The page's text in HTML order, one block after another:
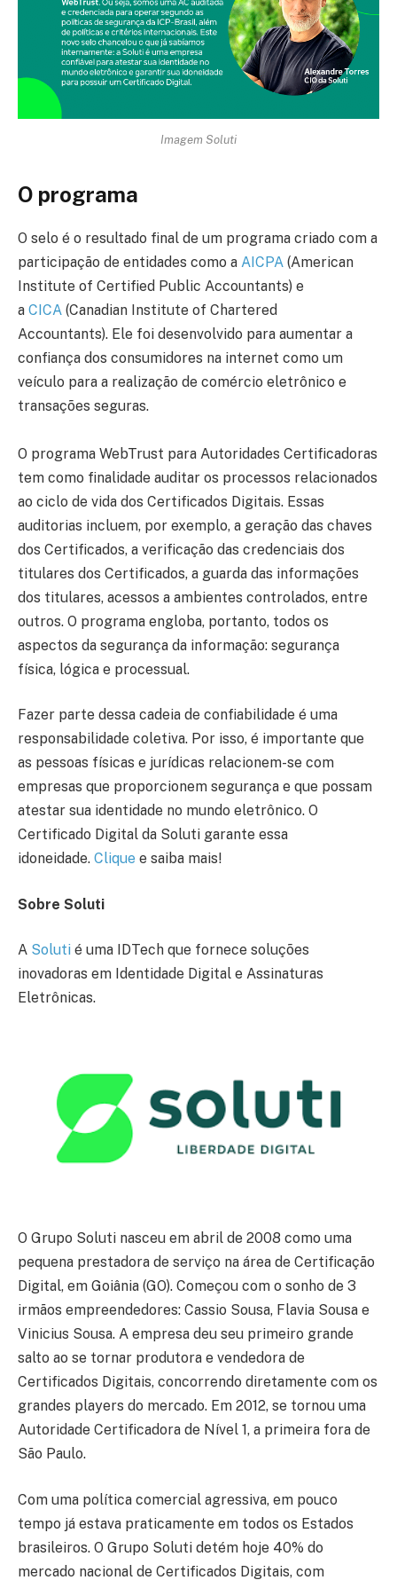
Imagem Soluti
O programa
O selo é o resultado final de um programa criado com a
participação de entidades como a AICPA (American
Institute of Certified Public Accountants) e
a CICA (Canadian Institute of Chartered
Accountants). Ele foi desenvolvido para aumentar a
confiança dos consumidores na internet como um
veículo para a realização de comércio eletrônico e
transações seguras.
O programa WebTrust para Autoridades Certificadoras
tem como finalidade auditar os processos relacionados
ao ciclo de vida dos Certificados Digitais. Essas
auditorias incluem, por exemplo, a geração das chaves
dos Certificados, a verificação das credenciais dos
titulares dos Certificados, a guarda das informações
dos titulares, acessos a ambientes controlados, entre
outros. O programa engloba, portanto, todos os
aspectos da segurança da informação: segurança
física, lógica e processual.
Fazer parte dessa cadeia de confiabilidade é uma
responsabilidade coletiva. Por isso, é importante que
as pessoas físicas e jurídicas relacionem-se com
empresas que proporcionem segurança e que possam
atestar sua identidade no mundo eletrônico. O
Certificado Digital da Soluti garante essa
idoneidade. Clique e saiba mais!
Sobre Soluti
A Soluti é uma IDTech que fornece soluções
inovadoras em Identidade Digital e Assinaturas
Eletrônicas.
O Grupo Soluti nasceu em abril de 2008 como uma
pequena prestadora de serviço na área de Certificação
Digital, em Goiânia (GO). Começou com o sonho de 3
irmãos empreendedores: Cassio Sousa, Flavia Sousa e
Vinicius Sousa. A empresa deu seu primeiro grande
salto ao se tornar produtora e vendedora de
Certificados Digitais, concorrendo diretamente com os
grandes players do mercado. Em 2012, se tornou uma
Autoridade Certificadora de Nível 1, a primeira fora de
São Paulo.
Com uma política comercial agressiva, em pouco
tempo já estava praticamente em todos os Estados
brasileiros. O Grupo Soluti detém hoje 40% do
mercado nacional de Certificados Digitais, com